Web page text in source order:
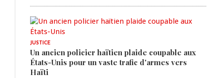
JUSTICE
Un ancien policier haïtien plaide coupable aux
États-Unis pour un vaste trafic d'armes vers
Haïti